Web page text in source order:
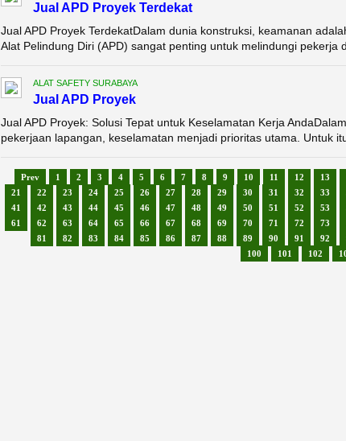
Jual APD Proyek Terdekat
Jual APD Proyek TerdekatDalam dunia konstruksi, keamanan
Alat Pelindung Diri (APD) sangat penting untuk melindungi pekerja
ALAT SAFETY SURABAYA
Jual APD Proyek
Jual APD Proyek: Solusi Tepat untuk Keselamatan Kerja
pekerjaan lapangan, keselamatan menjadi prioritas utama. Untuk
Prev 1 2 3 4 5 6 7 8 9 10 11 12 13
21
22 23 24 25 26 27 28 29 30 31 32 33
41
42 43 44 45 46 47 48 49 50 51 52 53
61
62 63 64 65 66 67 68 69 70 71 72 73
81
82 83 84 85 86 87 88 89 90 91 92
100
101 102